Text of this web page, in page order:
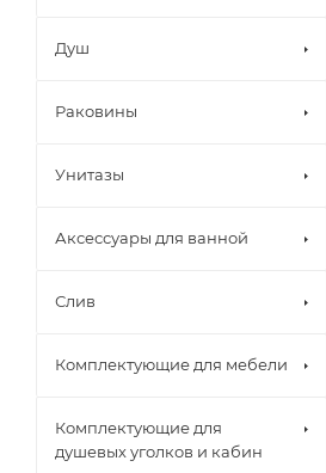
Душ
Раковины
Унитазы
Аксессуары для ванной
Слив
Комплектующие для мебели
Комплектующие для
душевых уголков и кабин